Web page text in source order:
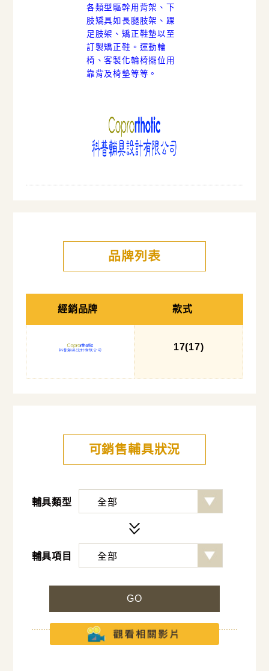
各類型驅幹用背架、下
肢矯具如長腿肢架、踝
足肢架、矯正鞋墊以至
訂製矯正鞋。運動輪
椅、客製化輪椅擺位用
靠背及椅墊等等。
品牌列表
經銷品牌 款式
17(17)
可銷售輔具狀況
輔具類型
輔具項目
GO